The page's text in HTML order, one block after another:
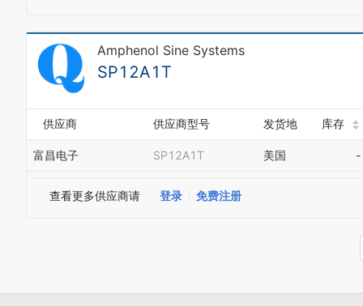
Amphenol Sine Systems
SP12A1T
供应商 供应商型号 发货地 库存
富昌电子 SP12A1T 美国 -
查看更多供应商请 登录 免费注册